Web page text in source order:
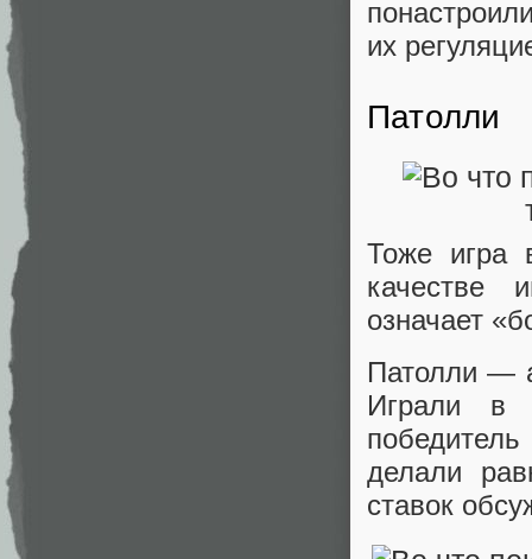
их
Патолли
Тоже игра
качестве
означает
Патолли —
Играли в
делали
ставок